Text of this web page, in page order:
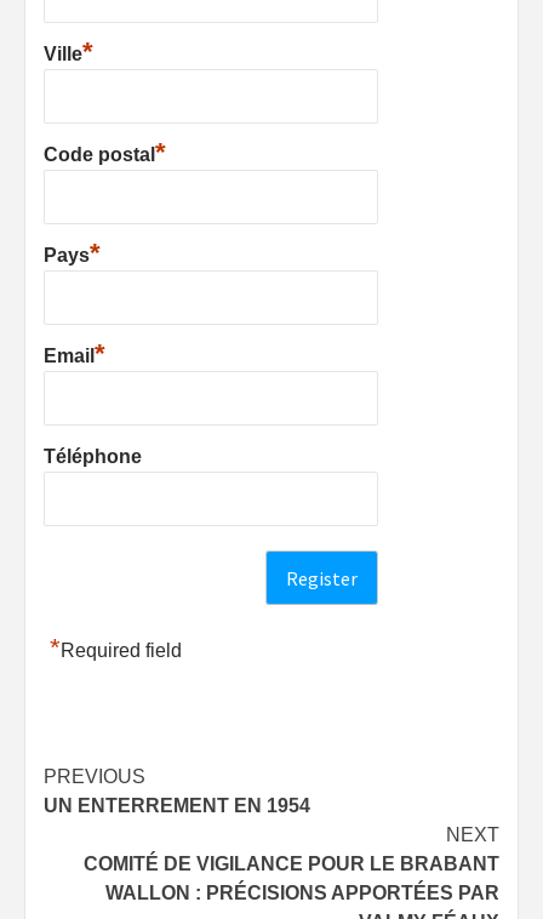
Ville*
Code postal *
Pays*
Email *
Téléphone
*Required field
Post
navigation
PREVIOUS
UN ENTERREMENT EN 1954
NEXT
COMITÉ DE VIGILANCE POUR LE BRABANT
WALLON : PRÉCISIONS APPORTÉES PAR